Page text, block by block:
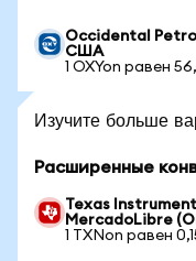
Occidental
США
1 OXYon равен
Изучите больше
Расширенные
Texas
MercadoLibre
1 TXNon равен